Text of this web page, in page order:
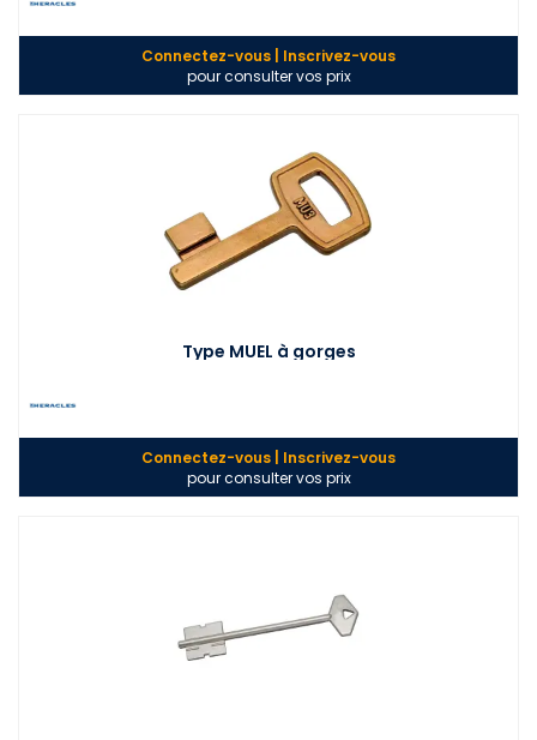
Connectez-vous | Inscrivez-vous
pour consulter vos prix
Type MUEL à gorges
Connectez-vous | Inscrivez-vous
pour consulter vos prix